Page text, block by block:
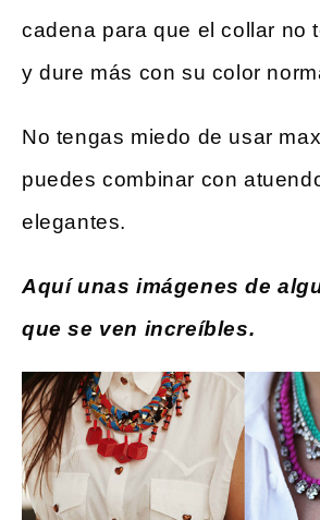
cadena para que el collar no
y dure más con su color
No tengas miedo de usar
puedes combinar con
elegantes.
Aquí unas imágenes de
que se ven increíbles.